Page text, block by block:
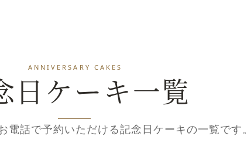
ANNIVERSARY CAKES
日ケーキ一覧
電話で予約いただける記念日ケーキの一覧です。